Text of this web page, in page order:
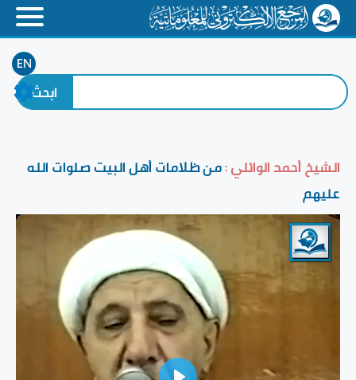
EN
الشيخ أحمد الوائلي :من ظلامات أهل البيت صلوات الله
عليهم